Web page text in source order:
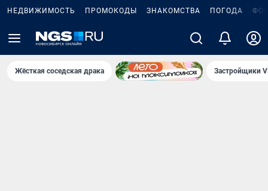
НЕДВИЖИМОСТЬ ПРОМОКОДЫ ЗНАКОМСТВА ПОГОДА
Жёсткая соседская драка Застройщики